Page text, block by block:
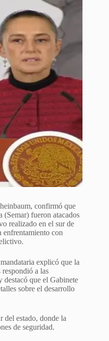
confirmó que
(Semar) fueron atacados
realizado en el sur de
enfrentamiento con
explicó que la
a las
destacó que el Gabinete
sobre el desarrollo
del estado, donde la
de seguridad.